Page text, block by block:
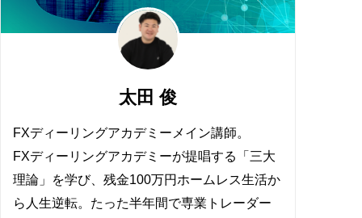
太田 俊
FXディーリングアカデミーメイン講師。
FXディーリングアカデミーが提唱する「三大
理論」を学び、残金100万円ホームレス生活か
ら人生逆転。たった半年間で専業トレーダー